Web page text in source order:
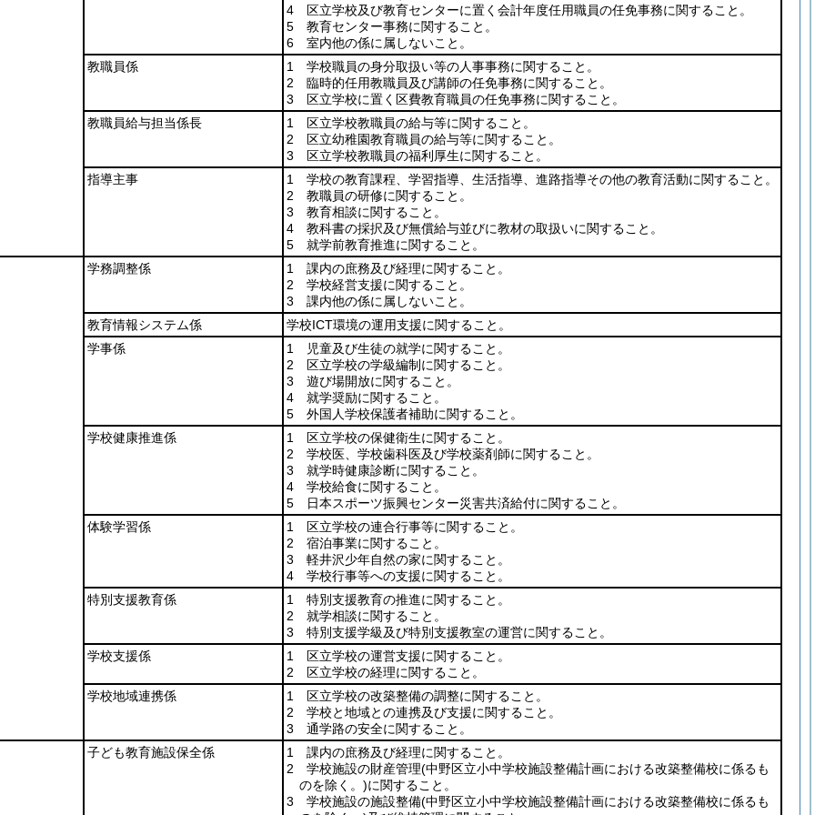
4 区立学校及び教育センターに置く会計年度任用職員の任免事務に関すること。
5 教育センター事務に関すること。
6 室内他の係に属しないこと。
教職員係
1 学校職員の身分取扱い等の人事事務に関すること。
2 臨時的任用教職員及び講師の任免事務に関すること。
3 区立学校に置く区費教育職員の任免事務に関すること。
教職員給与担当係長
1 区立学校教職員の給与等に関すること。
2 区立幼稚園教育職員の給与等に関すること。
3 区立学校教職員の福利厚生に関すること。
指導主事
1 学校の教育課程、学習指導、生活指導、進路指導その他の教育活動に関すること。
2 教職員の研修に関すること。
3 教育相談に関すること。
4 教科書の採択及び無償給与並びに教材の取扱いに関すること。
5 就学前教育推進に関すること。
学務調整係
1 課内の庶務及び経理に関すること。
2 学校経営支援に関すること。
3 課内他の係に属しないこと。
教育情報システム係
学校ICT環境の運用支援に関すること。
学事係
1 児童及び生徒の就学に関すること。
2 区立学校の学級編制に関すること。
3 遊び場開放に関すること。
4 就学奨励に関すること。
5 外国人学校保護者補助に関すること。
学校健康推進係
1 区立学校の保健衛生に関すること。
2 学校医、学校歯科医及び学校薬剤師に関すること。
3 就学時健康診断に関すること。
4 学校給食に関すること。
5 日本スポーツ振興センター災害共済給付に関すること。
体験学習係
1 区立学校の連合行事等に関すること。
2 宿泊事業に関すること。
3 軽井沢少年自然の家に関すること。
4 学校行事等への支援に関すること。
特別支援教育係
1 特別支援教育の推進に関すること。
2 就学相談に関すること。
3 特別支援学級及び特別支援教室の運営に関すること。
学校支援係
1 区立学校の運営支援に関すること。
2 区立学校の経理に関すること。
学校地域連携係
1 区立学校の改築整備の調整に関すること。
2 学校と地域との連携及び支援に関すること。
3 通学路の安全に関すること。
子ども教育施設保全係
1 課内の庶務及び経理に関すること。
2 学校施設の財産管理(中野区立小中学校施設整備計画における改築整備校に係るも
のを除く。)に関すること。
3 学校施設の施設整備(中野区立小中学校施設整備計画における改築整備校に係るも